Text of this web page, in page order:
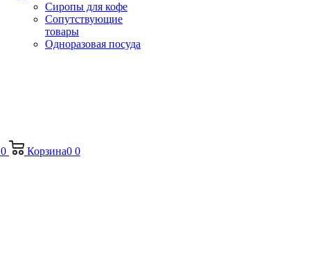
Сиропы для кофе
Сопутствующие
товары
Одноразовая посуда
0 Корзина0 0